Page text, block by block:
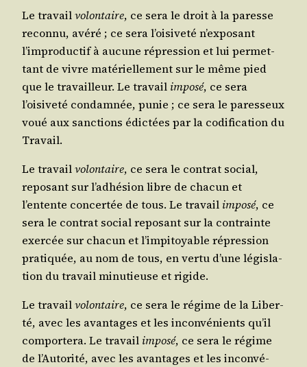
Le tra­vailvolon­taire, ce sera le droit à la paresse
recon­nu, avé­ré ; ce sera l’oisiveté n’exposant
l’improductif à aucune répres­sion et lui per­met­
tant de vivre maté­riel­le­ment sur le même pied
que le tra­vailleur. Le tra­vail impo­sé, ce sera
l’oisiveté condam­née, punie ; ce sera le pares­seux
voué aux sanc­tions édic­tées par la codi­fi­ca­tion du
Travail.
Le tra­vailvolon­taire, ce sera le contrat social,
repo­sant sur l’adhésion libre de cha­cun et
l’entente concer­tée de tous. Le tra­vail impo­sé, ce
sera le contrat social repo­sant sur la contrainte
exer­cée sur cha­cun et l’impitoyable répres­sion
pra­ti­quée, au nom de tous, en ver­tu d’une légis­la­
tion du tra­vail minu­tieuse et rigide.
Le tra­vailvolon­taire, ce sera le régime de la Liber­
té, avec les avan­tages et les incon­vé­nients qu’il
com­por­te­ra. Le tra­vail impo­sé, ce sera le régime
de l’Autorité, avec les avan­tages et les incon­vé­